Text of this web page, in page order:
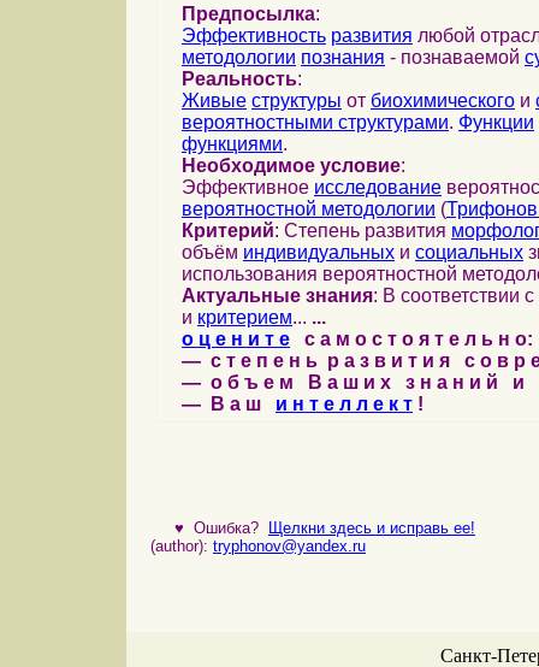
Предпосылка:
Эффективность развития любой
методологии познания - познаваемой
Реальность:
Живые структуры от биохимического и
вероятностными структурами. Функции
функциями.
Необходимое условие:
Эффективное исследование
вероятностной методологии (
Критерий: Степень развития
объём индивидуальных и социальных
использования вероятностной
Актуальные знания: В соответствии с
и критерием... ...
о ц е н и т е с а м о с т о я т е л ь н о:
— с т е п е н ь р а з в и т и я с о в
— о б ъ е м В а ш и х з н а н и й и
— В а ш и н т е л л е к т !
♥ Ошибка?
Щелкни здесь и исправь ее!
(author): tryphonov@yandex.ru
Санкт-